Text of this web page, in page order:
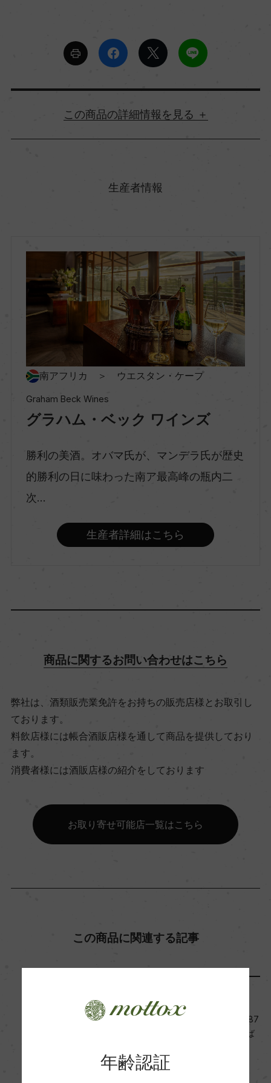
詳細情報
地区名
種類
スパークリングワイン
品種（原材料）
ピノ・ノワール 52%/シャルドネ 48%
12％
飲み頃温度
ビオ情報・認証機関
サステナブル農法, South African Wine and Spirits
Board
025 金賞/サクラアワード 2019 ダイヤモンドトロ
(NV)「ティム・アトキン 2025」 91点
Wine Advocate 獲得点
生産者情報
南アフリカ ＞ ウエスタン・ケープ
Graham Beck Wines
グラハム・ベック ワインズ
勝利の美酒。オバマ氏が、マンデラ氏が歴史
的勝利の日に味わった南ア最高峰の瓶内二
次...
生産者詳細はこちら
商品に関するお問い合わせはこちら
弊社は、酒類販売業免許をお持ちの販売店様とお取引し
ております。
料飲店様には帳合酒販店様を通して商品を提供しており
ます。
消費者様には酒販店様の紹介をしております
お取り寄せ可能店一覧はこちら
この商品に関連する記事
『リアルワインガイド』No.87
2024年秋号「旨安賞」に選ば
2024年9月17日
年齢認証